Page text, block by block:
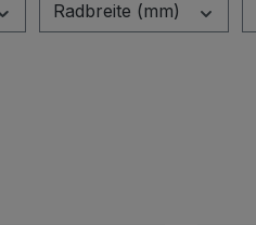
Radbreite (mm)